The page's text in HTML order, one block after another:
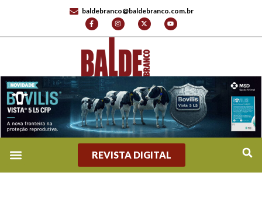
baldebranco@baldebranco.com.br
REVISTA DIGITAL